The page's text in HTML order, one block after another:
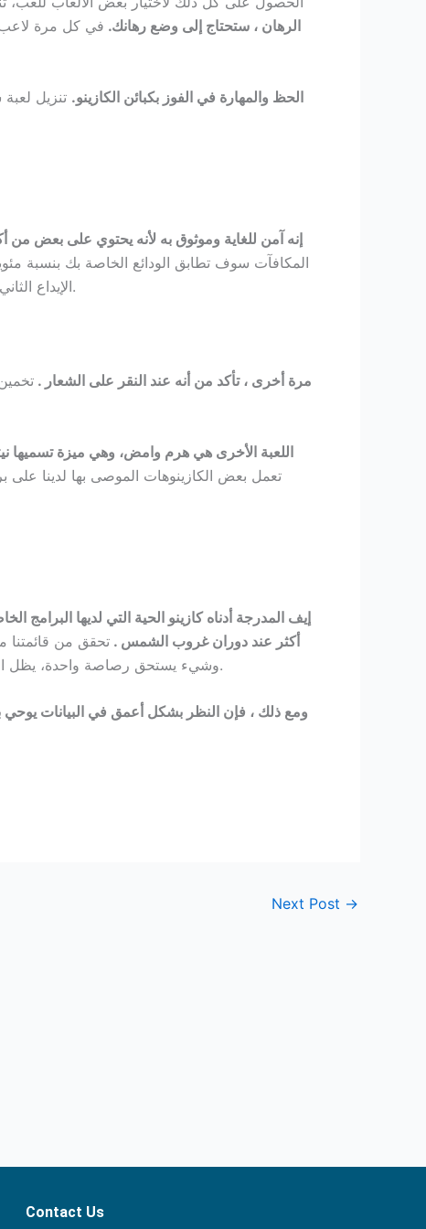
الرهان ، ستحتاج إلى وضع رهانك. في كل مرة لاعب
الحظ والمهارة في الفوز بكبائن الكازينو.
إنه آمن للغاية وموثوق به لأنه يحتوي على بعض من أكثر
الإيداع الثاني بالإضافة إلى مباراة 75 ٪ على معاملتك الثالثة، الهدف من اللعبة هو تحقيق أفضل يد بوكر ممكنة بثلاث بطاقات فقط.
مرة أخرى ، تأكد من أنه عند النقر على الشعار .
اللعبة الأخرى هي هرم وامض، وهي ميزة تسميها
إيف المدرجة أدناه كازينو الحية التي لديها
أكثر عند دوران غروب الشمس . تحقق من قائمتنا
وشيء يستحق رصاصة واحدة، يظل الشريط العلوي الذي يحتوي على فئات الألعاب المختلفة بحيث يكون لديك دائما نظرة عامة جيدة على النظام الأساسي.
ومع ذلك ، فإن النظر بشكل أعمق في البيانات
Next Post →
Contact Us